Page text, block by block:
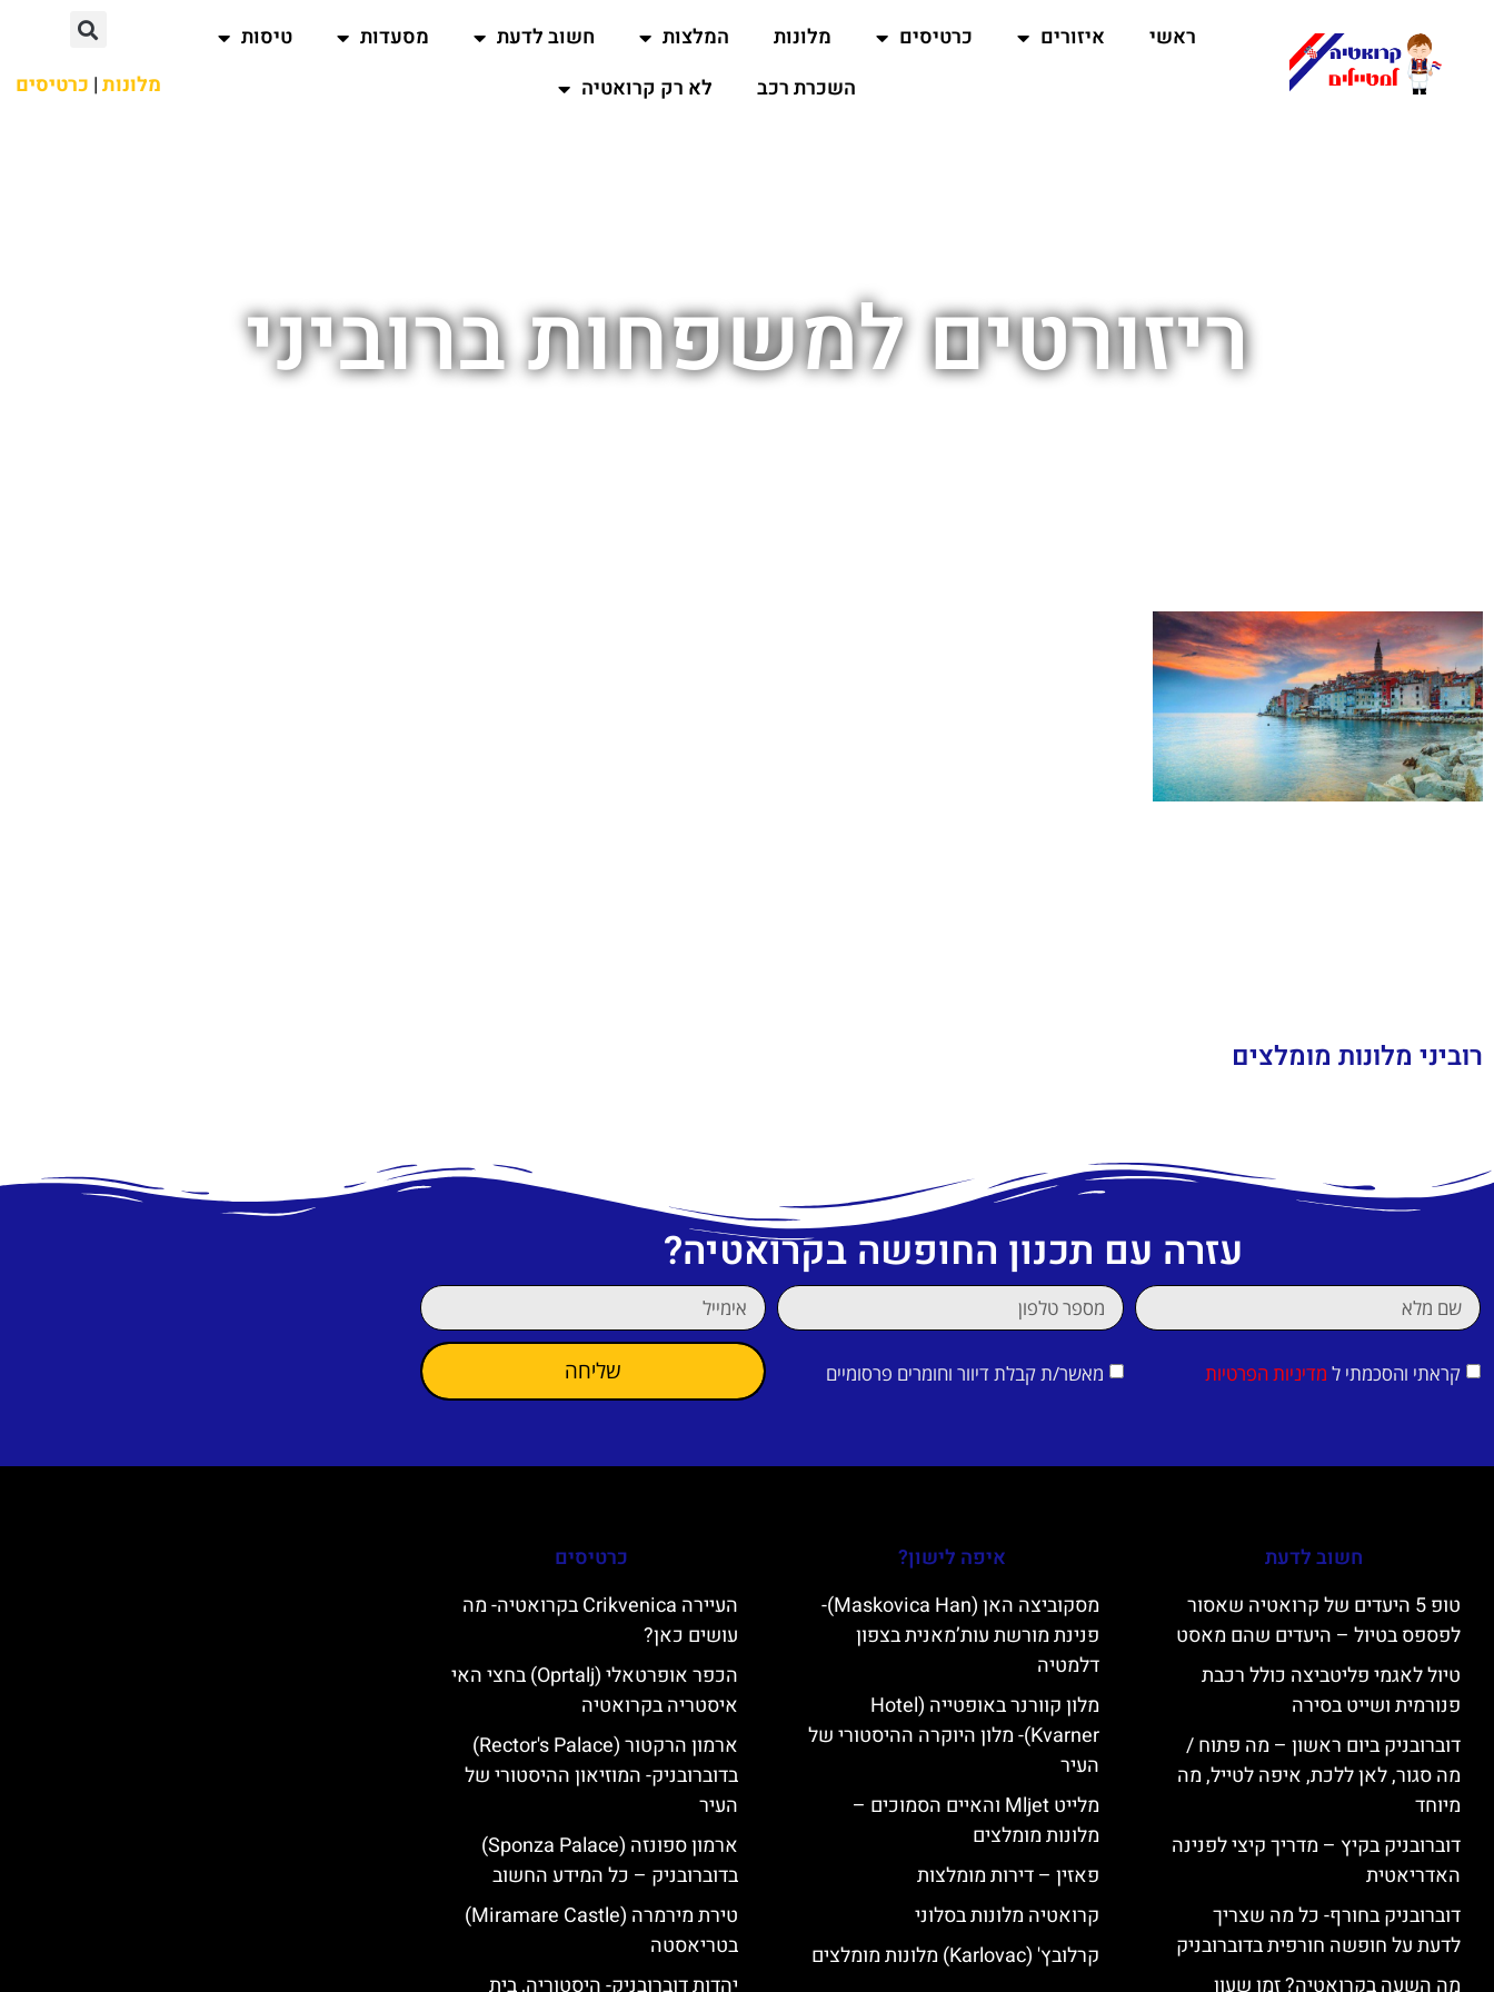
ראשי איזורים כרטיסים מלונות המלצות חשוב לדעת מסעדות
טיסות
השכרת רכב
לא רק קרואטיה מלונות| כרטיסים
ריזורטים למשפחות ברוביני
רוביני מלונות מומלצים
עזרה עם תכנון החופשה בקרואטיה?
קראתי והסכמתי ל מדיניות הפרטיות מאשר/ת קבלת דיוור וחומרים פרסומיים שליחה
חשוב לדעת
טופ 5 היעדים של קרואטיה שאסור
לפספס בטיול – היעדים שהם מאסט
טיול לאגמי פליטביצה כולל רכבת
פנורמית ושייט בסירה
דוברובניק ביום ראשון – מה פתוח /
מה סגור, לאן ללכת, איפה לטייל, מה
מיוחד
דוברובניק בקיץ – מדריך קיצי לפנינה
האדריאטית
דוברובניק בחורף- כל מה שצריך
לדעת על חופשה חורפית בדוברובניק
מה השעה בקרואטיה? זמן שעון
איפה לישון?
מסקוביצה האן (Maskovica Han)-
פנינת מורשת עות’מאנית בצפון
דלמטיה
מלון קוורנר באופטייה (Hotel
Kvarner)- מלון היוקרה ההיסטורי של
העיר
מלייט Mljet והאיים הסמוכים –
מלונות מומלצים
פאזין – דירות מומלצות
קרואטיה מלונות בסלוני
קרלובץ' (Karlovac) מלונות מומלצים
כרטיסים
העיירה Crikvenica בקרואטיה- מה
עושים כאן?
הכפר אופרטאלי (Oprtalj) בחצי האי
איסטריה בקרואטיה
ארמון הרקטור (Rector's Palace)
בדוברובניק- המוזיאון ההיסטורי של
העיר
ארמון ספונזה (Sponza Palace)
בדוברובניק – כל המידע החשוב
טירת מירמרה (Miramare Castle)
בטריאסטה
יהדות דוברובניק- היסטוריה, בית